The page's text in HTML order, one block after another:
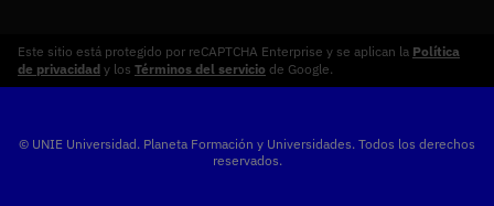
Este sitio está protegido por reCAPTCHA Enterprise y se aplican la Política
de privacidad y los Términos del servicio de Google.
© UNIE Universidad. Planeta Formación y Universidades. Todos los derechos
reservados.